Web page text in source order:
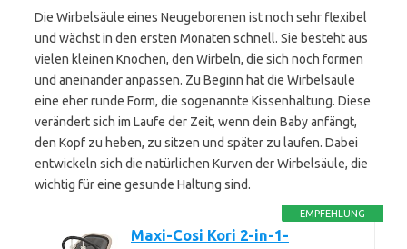
Die Wirbelsäule eines Neugeborenen ist noch sehr flexibel
und wächst in den ersten Monaten schnell. Sie besteht aus
vielen kleinen Knochen, den Wirbeln, die sich noch formen
und aneinander anpassen. Zu Beginn hat die Wirbelsäule
eine eher runde Form, die sogenannte Kissenhaltung. Diese
verändert sich im Laufe der Zeit, wenn dein Baby anfängt,
den Kopf zu heben, zu sitzen und später zu laufen. Dabei
entwickeln sich die natürlichen Kurven der Wirbelsäule, die
wichtig für eine gesunde Haltung sind.
EMPFEHLUNG
Maxi-Cosi Kori 2-in-1-